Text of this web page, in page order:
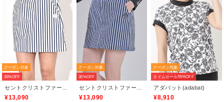
クーポン対象
30%OFF
¥13,090
クーポン対象
30%OFF
¥13,090
クーポン対象
タイムセール55%OFF
アダバット(adabat)
¥8,910